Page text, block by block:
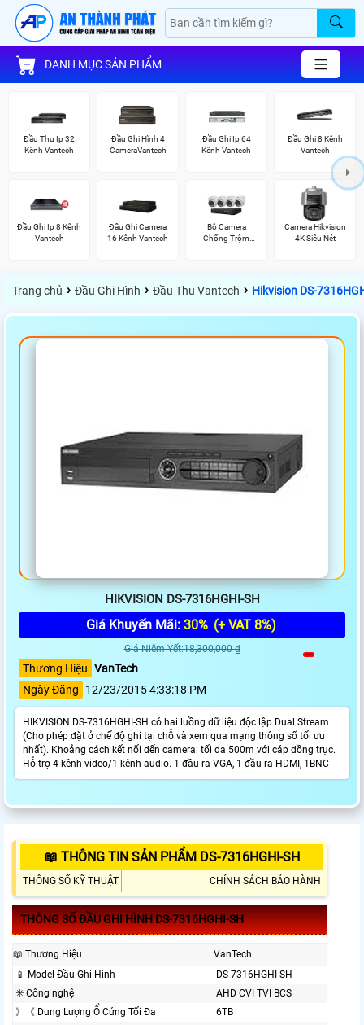
DANH MỤC SẢN PHẨM
Đầu Thu Ip 32
Kênh Vantech
Đầu Ghi Hình 4
CameraVantech
Đầu Ghi Ip 64
Kênh Vantech
Đầu Ghi 8 Kênh
Vantech
Đầu Ghi Ip 8 Kênh
Vantech
Đầu Ghi Camera
16 Kênh Vantech
Bô Camera
Chống Trộm
Camera Hikvision
4K Siêu Nét
Trang chủ › Đầu Ghi Hình › Đầu Thu Vantech › Hikvision DS-
HIKVISION DS-7316HGHI-SH
Giá Khuyến Mãi: 30% (+ VAT 8%)
Giá Niêm Yết:18,300,000 ₫
Thương Hiệu VanTech
Ngày Đăng
12/23/2015 4:33:18 PM
HIKVISION DS-7316HGHI-SH có hai luồng dữ liệu độc lập Dual Stream
(Cho phép đặt ở chế độ ghi tại chỗ và xem qua mạng thông số tối ưu
nhất). Khoảng cách kết nối đến camera: tối đa 500m với cáp đồng trục.
Hỗ trợ 4 kênh video/1 kênh audio. 1 đầu ra VGA, 1 đầu ra HDMI, 1BNC
📖 THÔNG TIN SẢN PHẨM DS-7316HGHI-SH
THÔNG SỐ KỸ THUẬT CHÍNH SÁCH BẢO HÀNH
THÔNG SỐ ĐẦU GHI HÌNH DS-7316HGHI-SH
📖 Thương Hiệu
VanTech
📱 Model Đầu Ghi Hình
DS-7316HGHI-SH
✳️ Công nghệ
AHD CVI TVI BCS
》《 Dung Lượng Ổ Cứng Tối Đa
6TB